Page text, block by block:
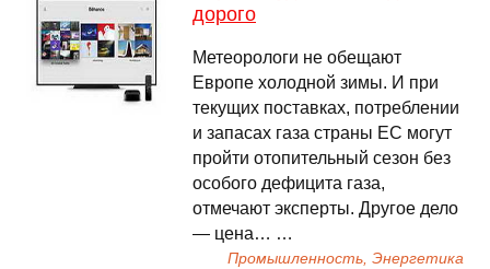
дорого
Метеорологи не обещают
Европе холодной зимы. И при
текущих поставках, потреблении
и запасах газа страны ЕС могут
пройти отопительный сезон без
особого дефицита газа,
отмечают эксперты. Другое дело
— цена… …
Промышленность, Энергетика